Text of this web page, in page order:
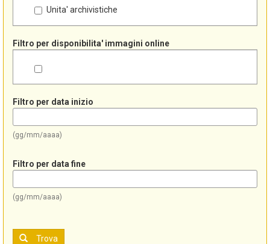
Unita' archivistiche
Filtro per disponibilita' immagini online
Filtro per data inizio
(gg/mm/aaaa)
Filtro per data fine
(gg/mm/aaaa)
Trova